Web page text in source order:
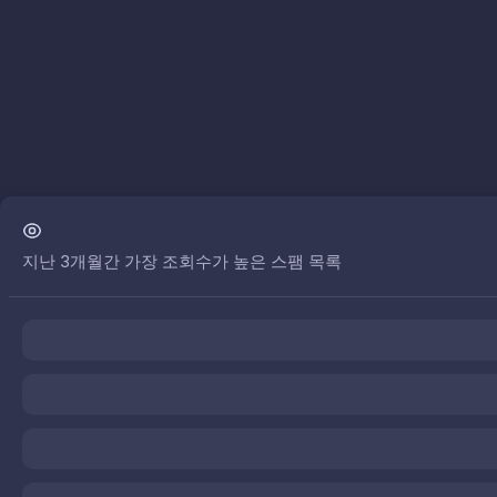
지난 3개월간 가장 조회수가 높은 스팸 목록